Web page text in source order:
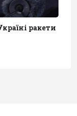
ракети